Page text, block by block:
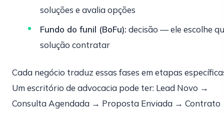
soluções e avalia opções
Fundo do funil (BoFu): decisão — ele escolhe
solução contratar
Cada negócio traduz essas fases em etapas
Um escritório de advocacia pode ter: Lead Novo →
Consulta Agendada → Proposta Enviada → Contrato